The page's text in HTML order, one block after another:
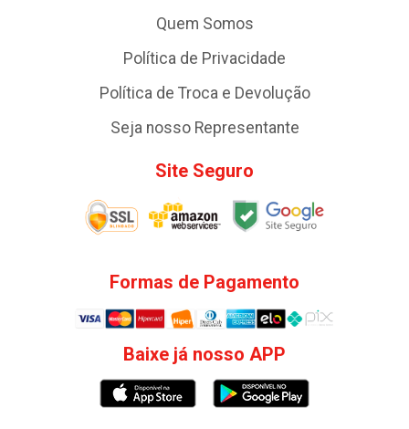
Quem Somos
Política de Privacidade
Política de Troca e Devolução
Seja nosso Representante
Site Seguro
Formas de Pagamento
Baixe já nosso APP